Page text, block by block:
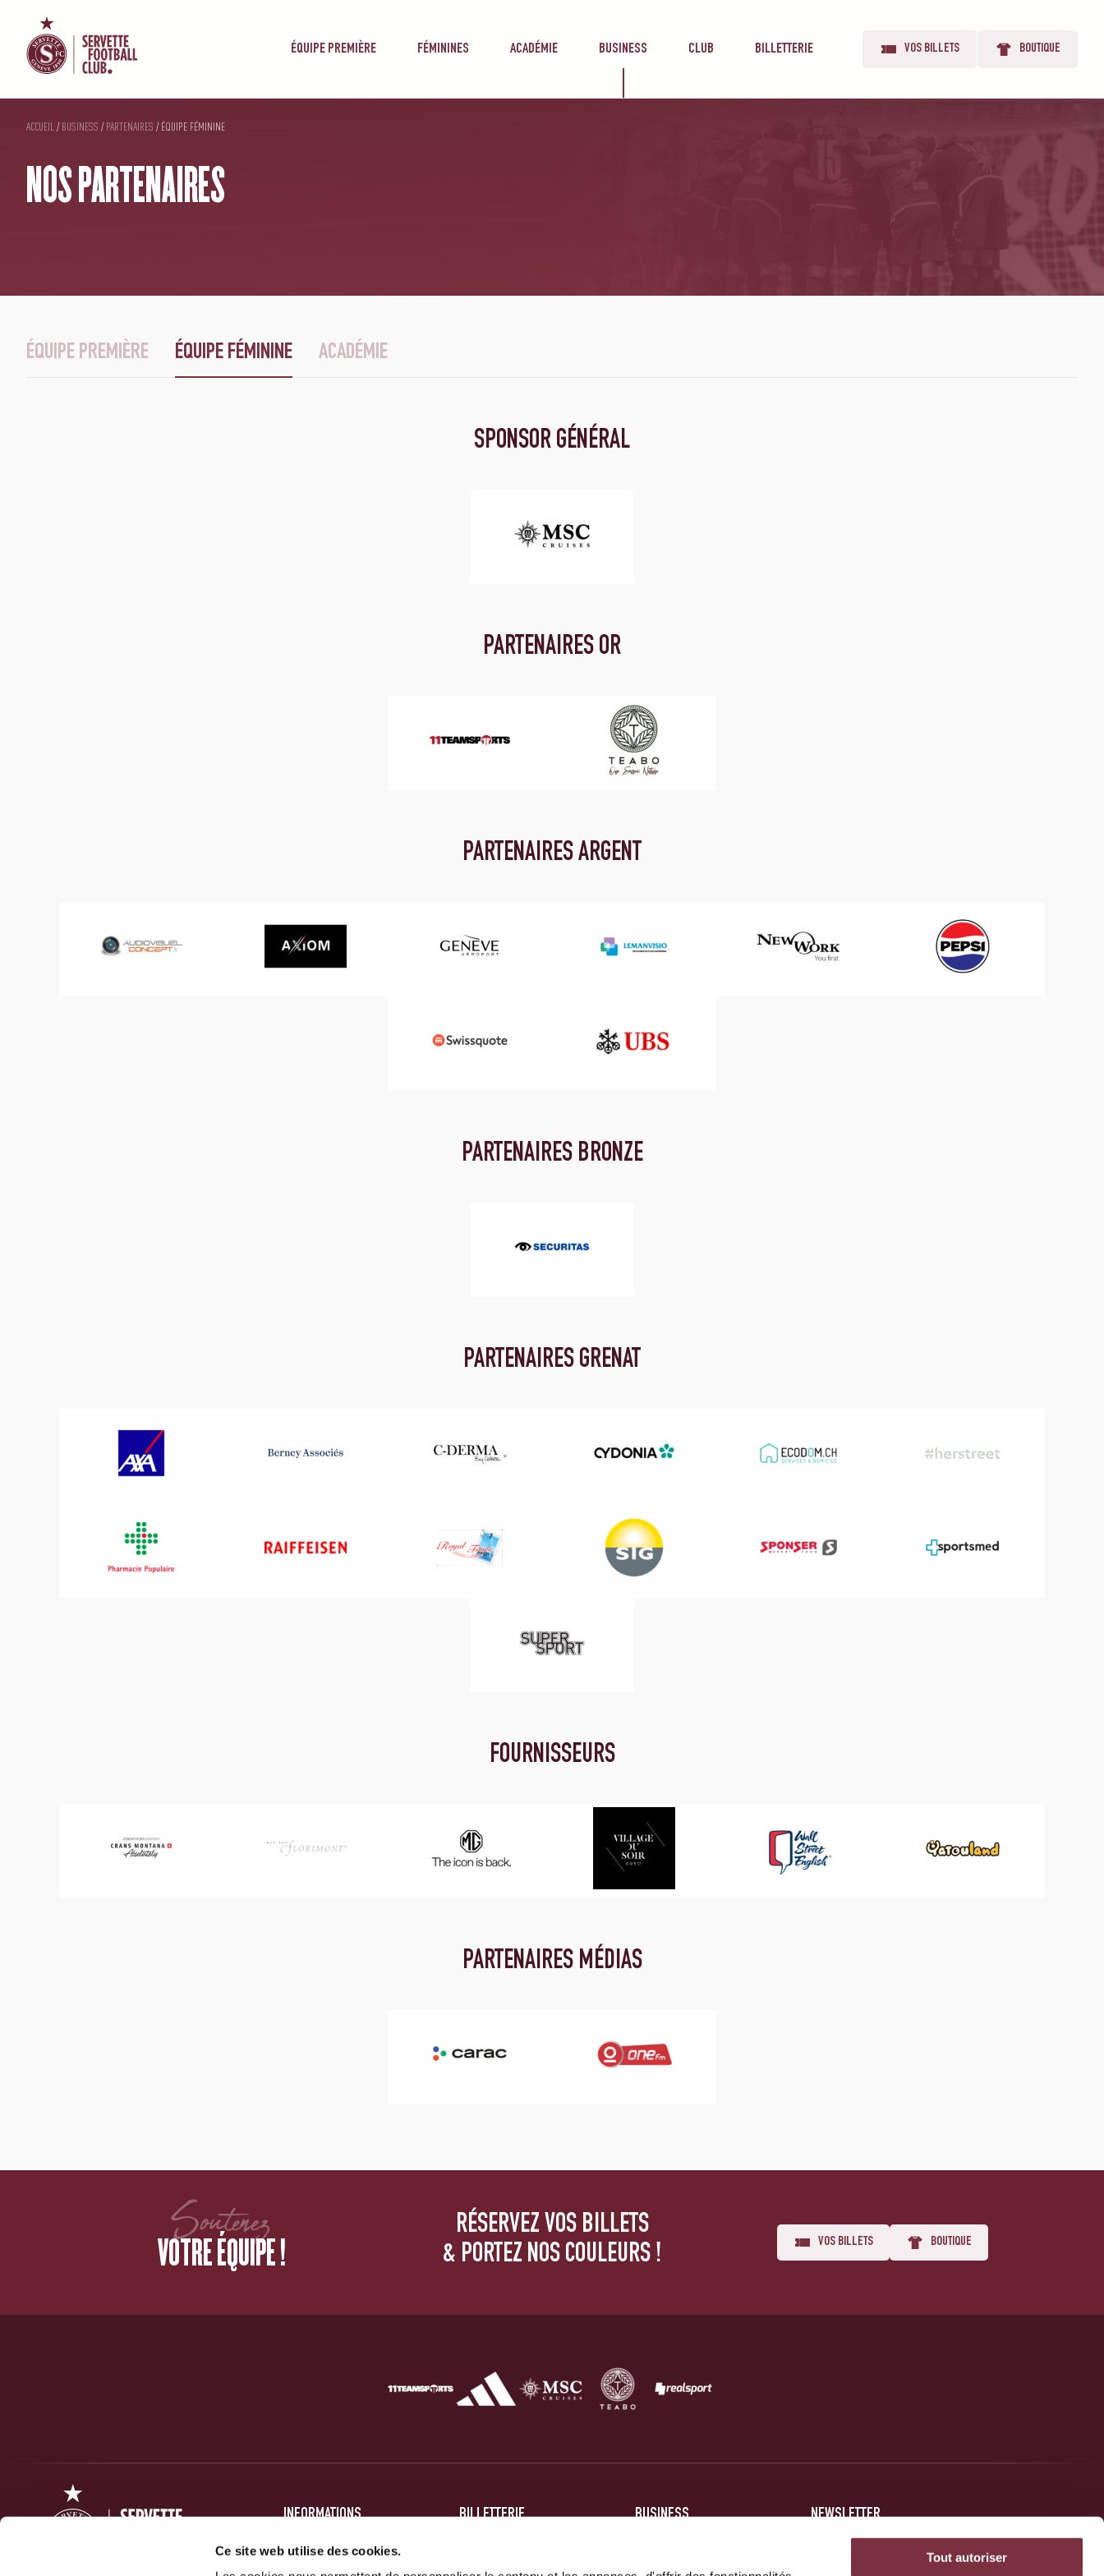
Ce site web utilise des cookies.
Tout autoriser
ÉQUIPE PREMIÈRE FÉMININES ACADÉMIE BUSINESS CLUB BILLETTERIE VOS BILLETS BOUTIQUE
ACCUEIL /BUSINESS /PARTENAIRES /ÉQUIPE FÉMININE
NOS PARTENAIRES
ÉQUIPE PREMIÈRE ÉQUIPE FÉMININE ACADÉMIE
SPONSOR GÉNÉRAL
PARTENAIRES OR
PARTENAIRES ARGENT
PARTENAIRES BRONZE
PARTENAIRES GRENAT
FOURNISSEURS
PARTENAIRES MÉDIAS
Soutenez
VOTRE ÉQUIPE !
RÉSERVEZ VOS BILLETS
& PORTEZ NOS COULEURS !
VOS BILLETS BOUTIQUE
INFORMATIONS
PRESSE
BILLETTERIE BUSINESS NEWSLETTER
Inscrivez-vous et soyez au courant des dernières nouvelles
concernant votre club.